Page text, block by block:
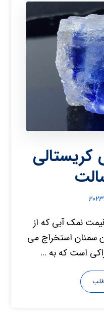
نمک آبی که از
سمنان استخراج می
است که به ...